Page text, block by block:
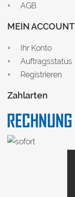
AGB
MEIN ACCOUNT
Ihr Konto
Auftragsstatus
Registrieren
Zahlarten